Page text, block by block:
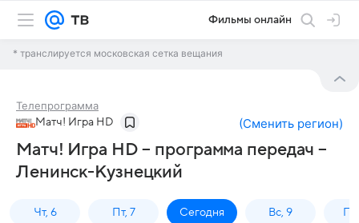
Фильмы онлайн
* транслируется московская сетка вещания
Телепрограмма
Матч! Игра HD (Сменить регион)
Матч! Игра HD – программа передач –
Ленинск-Кузнецкий
Чт, 6 Пт, 7 Сегодня Вс, 9